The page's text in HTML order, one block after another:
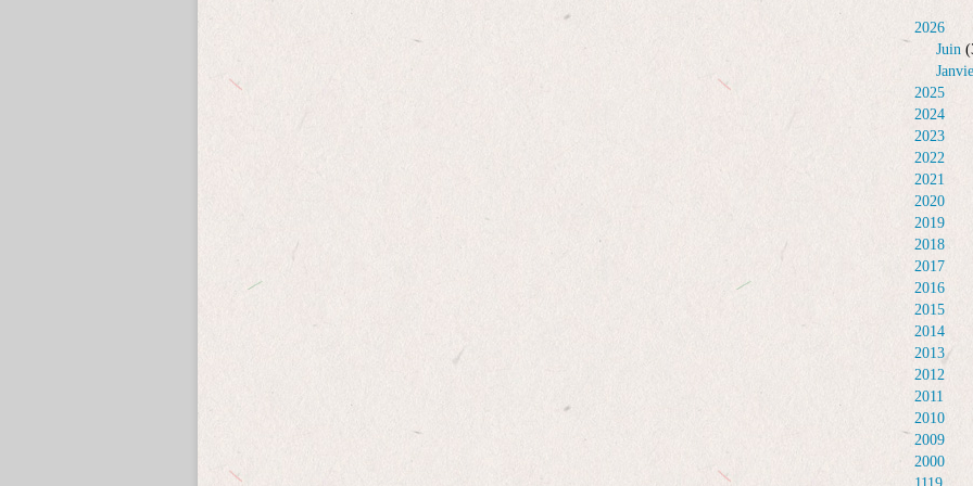
2026
Juin
2025
2024
2023
2022
2021
2020
2019
2018
2017
2016
2015
2014
2013
2012
2011
2010
2009
2000